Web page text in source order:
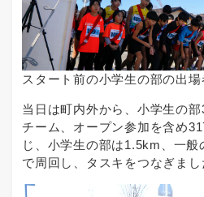
スタート前の小学生の部の出場
当日は町内外から、小学生の
チーム、オープン参加を含め
じ、小学生の部は1.5km、一般
で周回し、タスキをつなぎまし